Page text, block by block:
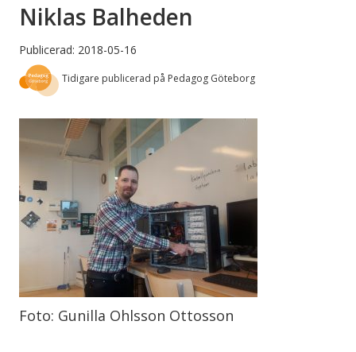
Niklas Balheden
Publicerad: 2018-05-16
Tidigare publicerad på Pedagog Göteborg
Foto: Gunilla Ohlsson Ottosson